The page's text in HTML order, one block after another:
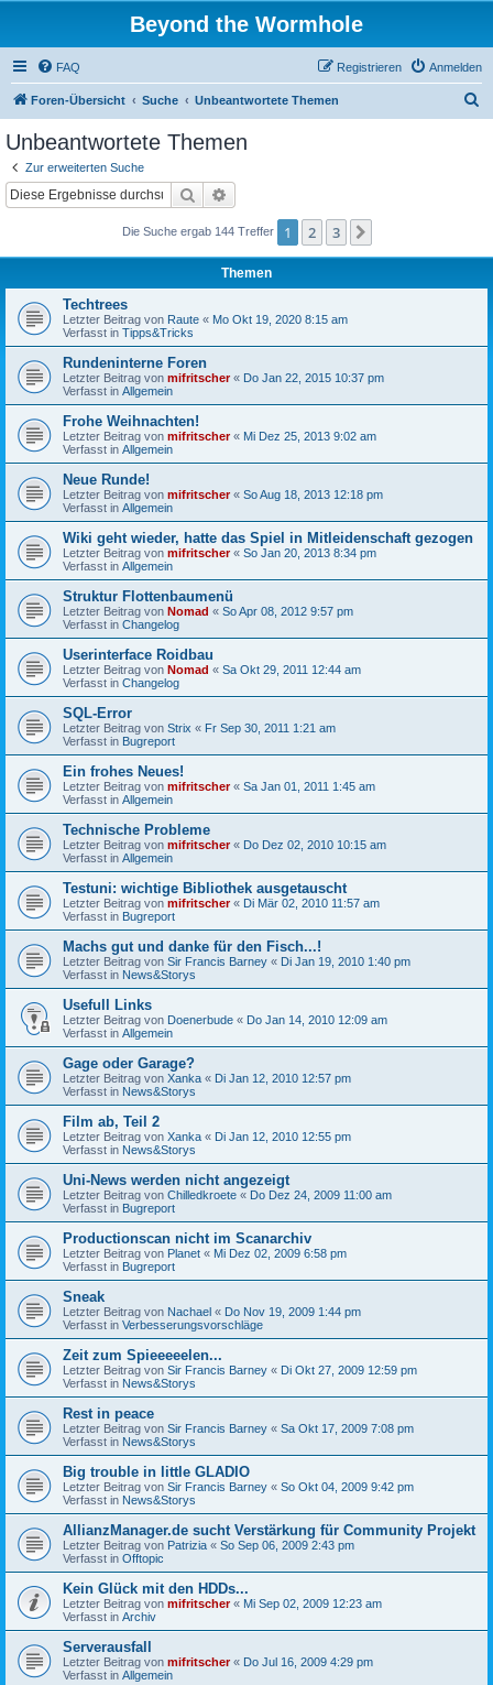
Beyond the Wormhole
FAQ Anmelden
Registrieren
Foren-Übersicht Suche Unbeantwortete Themen
Unbeantwortete Themen
Zur erweiterten Suche
Suche
Die Suche ergab 144 Treffer 1 2 3
Themen
Techtrees
Letzter Beitrag von Raute « Mo Okt 19, 2020 8:15 am
Verfasst in Tipps&Tricks
Rundeninterne Foren
Letzter Beitrag von mifritscher« Do Jan 22, 2015 10:37 pm
Verfasst in Allgemein
Frohe Weihnachten!
Letzter Beitrag von mifritscher« Mi Dez 25, 2013 9:02 am
Verfasst in Allgemein
Neue Runde!
Letzter Beitrag von mifritscher« So Aug 18, 2013 12:18 pm
Verfasst in Allgemein
Wiki geht wieder, hatte das Spiel in Mitleidenschaft gezogen
Letzter Beitrag von mifritscher« So Jan 20, 2013 8:34 pm
Verfasst in Allgemein
Struktur Flottenbaumenü
Letzter Beitrag von Nomad « So Apr 08, 2012 9:57 pm
Verfasst in Changelog
Userinterface Roidbau
Letzter Beitrag von Nomad « Sa Okt 29, 2011 12:44 am
Verfasst in Changelog
SQL-Error
Letzter Beitrag von Strix « Fr Sep 30, 2011 1:21 am
Verfasst in Bugreport
Ein frohes Neues!
Letzter Beitrag von mifritscher« Sa Jan 01, 2011 1:45 am
Verfasst in Allgemein
Technische Probleme
Letzter Beitrag von mifritscher« Do Dez 02, 2010 10:15 am
Verfasst in Allgemein
Testuni: wichtige Bibliothek ausgetauscht
Letzter Beitrag von mifritscher« Di Mär 02, 2010 11:57 am
Verfasst in Bugreport
Machs gut und danke für den Fisch...!
Letzter Beitrag von Sir Francis Barney « Di Jan 19, 2010 1:40 pm
Verfasst in News&Storys
Usefull Links
Letzter Beitrag von Doenerbude « Do Jan 14, 2010 12:09 am
Verfasst in Allgemein
Gage oder Garage?
Letzter Beitrag von Xanka « Di Jan 12, 2010 12:57 pm
Verfasst in News&Storys
Film ab, Teil 2
Letzter Beitrag von Xanka « Di Jan 12, 2010 12:55 pm
Verfasst in News&Storys
Uni-News werden nicht angezeigt
Letzter Beitrag von Chilledkroete « Do Dez 24, 2009 11:00 am
Verfasst in Bugreport
Productionscan nicht im Scanarchiv
Letzter Beitrag von Planet « Mi Dez 02, 2009 6:58 pm
Verfasst in Bugreport
Sneak
Letzter Beitrag von Nachael « Do Nov 19, 2009 1:44 pm
Verfasst in Verbesserungsvorschläge
Zeit zum Spieeeeelen...
Letzter Beitrag von Sir Francis Barney « Di Okt 27, 2009 12:59 pm
Verfasst in News&Storys
Rest in peace
Letzter Beitrag von Sir Francis Barney « Sa Okt 17, 2009 7:08 pm
Verfasst in News&Storys
Big trouble in little GLADIO
Letzter Beitrag von Sir Francis Barney « So Okt 04, 2009 9:42 pm
Verfasst in News&Storys
AllianzManager.de sucht Verstärkung für Community Projekt
Letzter Beitrag von Patrizia « So Sep 06, 2009 2:43 pm
Verfasst in Offtopic
Kein Glück mit den HDDs...
Letzter Beitrag von mifritscher« Mi Sep 02, 2009 12:23 am
Verfasst in Archiv
Serverausfall
Letzter Beitrag von mifritscher« Do Jul 16, 2009 4:29 pm
Verfasst in Allgemein